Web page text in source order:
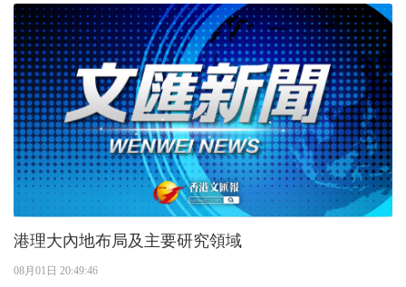
港理大內地布局及主要研究領域
08月01日 20:49:46